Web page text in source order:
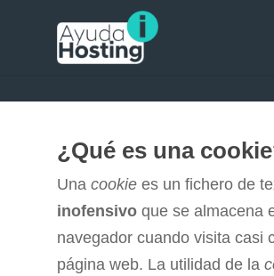
¿Qué es una
Una cookie es un fichero de
inofensivo que se almacena
navegador cuando visita casi
página web. La utilidad de la